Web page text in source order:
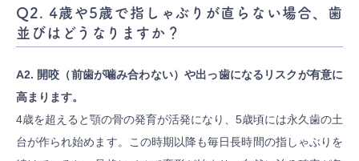
Q2. 4歳や5歳で指しゃぶりが直らない場合、歯
並びはどうなりますか？
A2. 開咬（前歯が噛み合わない）や出っ歯になるリスクが有意に
高まります。
4歳を超えると顎の骨の発育が活発になり、5歳頃には永久歯の土
台が作られ始めます。この時期以降も毎日長時間の指しゃぶりを